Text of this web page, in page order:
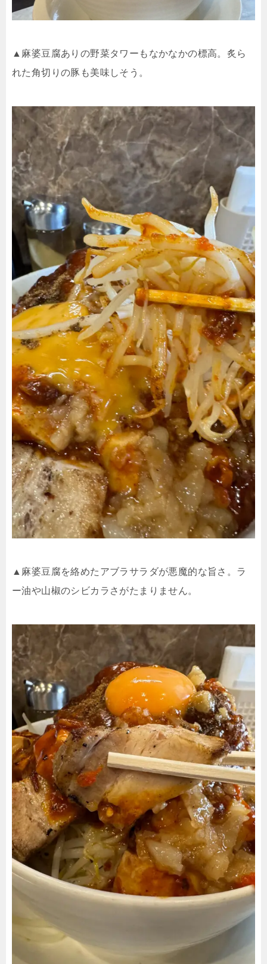
▲麻婆豆腐ありの野菜タワーもなかなかの標高。炙ら
れた角切りの豚も美味しそう。
▲麻婆豆腐を絡めたアブラサラダが悪魔的な旨さ。ラ
ー油や山椒のシビカラさがたまりません。